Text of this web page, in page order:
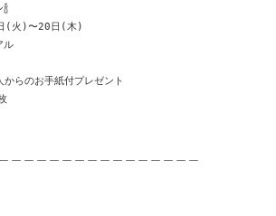
(火)〜20日(木)
ル
らのお手紙付プレゼント